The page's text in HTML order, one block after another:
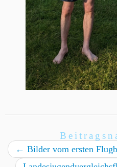
← Bilder vom ersten